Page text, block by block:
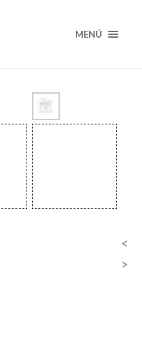
MENÚ
<
>